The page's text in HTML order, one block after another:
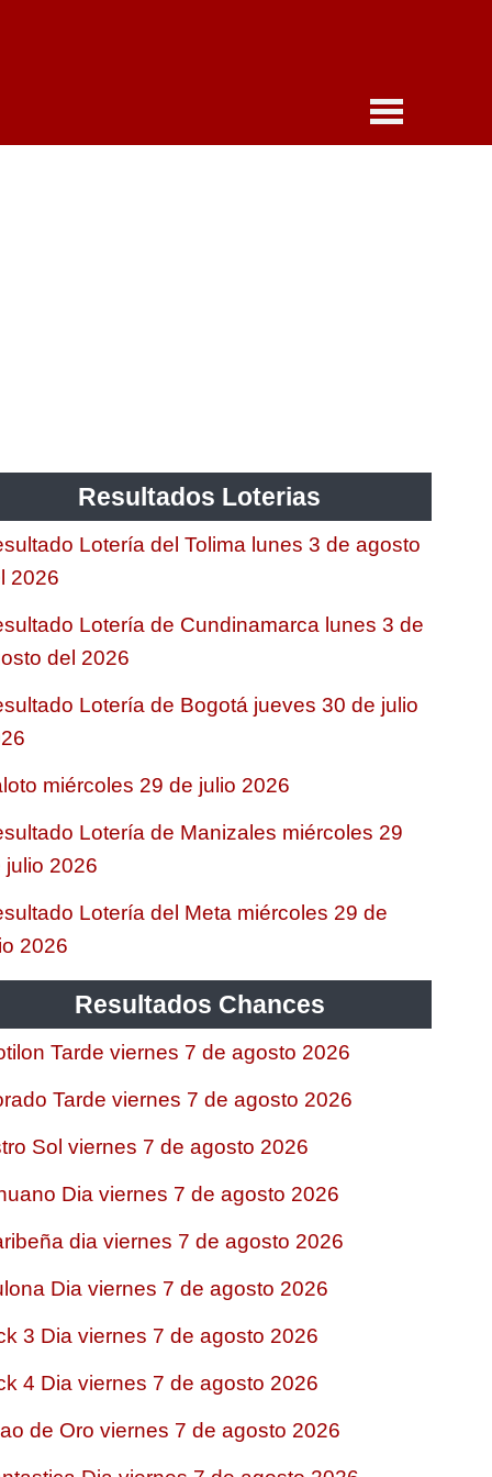
Resultados Loterias
Lotería del Tolima lunes 3 de agosto
2026
Lotería de Cundinamarca lunes 3 de
del 2026
Lotería de Bogotá jueves 30 de julio
miércoles 29 de julio 2026
Lotería de Manizales miércoles 29
julio 2026
Lotería del Meta miércoles 29 de
2026
Resultados Chances
Tarde viernes 7 de agosto 2026
Tarde viernes 7 de agosto 2026
Sol viernes 7 de agosto 2026
Dia viernes 7 de agosto 2026
dia viernes 7 de agosto 2026
Dia viernes 7 de agosto 2026
3 Dia viernes 7 de agosto 2026
4 Dia viernes 7 de agosto 2026
de Oro viernes 7 de agosto 2026